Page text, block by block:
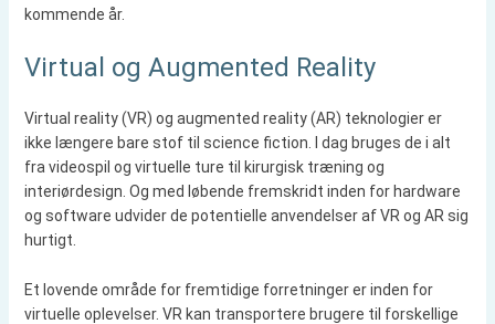
kommende år.
Virtual og Augmented Reality
Virtual reality (VR) og augmented reality (AR) teknologier er
ikke længere bare stof til science fiction. I dag bruges de i alt
fra videospil og virtuelle ture til kirurgisk træning og
interiørdesign. Og med løbende fremskridt inden for hardware
og software udvider de potentielle anvendelser af VR og AR sig
hurtigt.
Et lovende område for fremtidige forretninger er inden for
virtuelle oplevelser. VR kan transportere brugere til forskellige